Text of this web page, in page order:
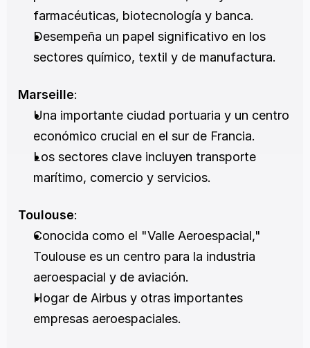
farmacéuticas, biotecnología y banca.
Desempeña un papel significativo en los
sectores químico, textil y de manufactura.
Marseille:
Una importante ciudad portuaria y un centro
económico crucial en el sur de Francia.
Los sectores clave incluyen transporte
marítimo, comercio y servicios.
Toulouse:
Conocida como el "Valle Aeroespacial,"
Toulouse es un centro para la industria
aeroespacial y de aviación.
Hogar de Airbus y otras importantes
empresas aeroespaciales.